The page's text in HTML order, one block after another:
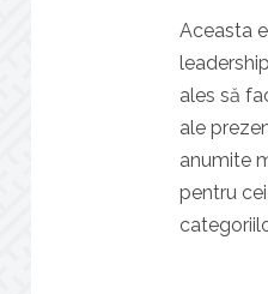
Aceasta
ales să
ale
anumite
pentru